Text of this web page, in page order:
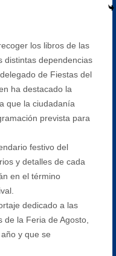
los libros de las
distintas dependencias
de Fiestas del
ha destacado la
que la ciudadanía
prevista para
festivo del
y detalles de cada
en el término
dedicado a las
la Feria de Agosto,
y que se